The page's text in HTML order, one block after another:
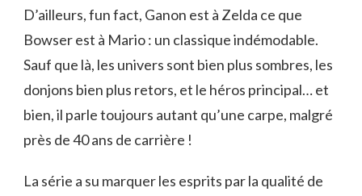
D’ailleurs, fun fact, Ganon est à Zelda ce que
Bowser est à Mario : un classique indémodable.
Sauf que là, les univers sont bien plus sombres, les
donjons bien plus retors, et le héros principal… et
bien, il parle toujours autant qu’une carpe, malgré
près de 40 ans de carrière !
La série a su marquer les esprits par la qualité de